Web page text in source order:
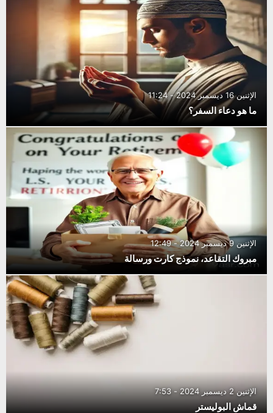
الإثنين 16 ديسمبر 2024 - 11:24
ما هو دعاء السفر؟
الإثنين 9 ديسمبر 2024 - 12:49
مبروك التقاعد، نموذج كارت ورسالة
الإثنين 2 ديسمبر 2024 - 7:53
قماش البوليستر